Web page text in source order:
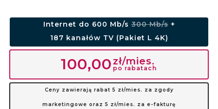
Internet do 600 Mb/s300 Mb/s+
187 kanałów TV (Pakiet L 4K)
100,00 zł/mies.
po rabatach
Ceny zawierają rabat 5 zł/mies. za zgody
marketingowe oraz 5 zł/mies. za e-fakturę